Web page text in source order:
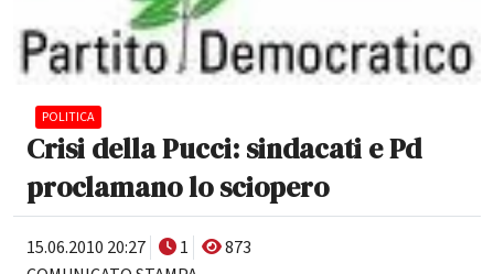
POLITICA
Crisi della Pucci: sindacati e Pd
proclamano lo sciopero
15.06.2010 20:27 1
873